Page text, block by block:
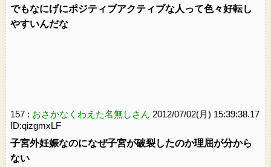
でもなにげにポジティブアクティブな人って色々好転し
やすいんだな
157 : おさかなくわえた名無しさん 2012/07/02(月) 15:39:38.17
ID:qizgmxLF
子宮外妊娠なのになぜ子宮が破裂したのか理屈が分から
ない